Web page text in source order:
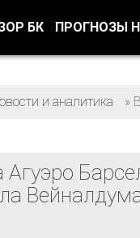
БК ПРОГНОЗЫ
и аналитика »
Агуэро